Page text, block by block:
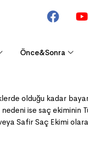
Önce&Sonra
olduğu kadar
ise saç ekiminin
Safir Saç Ekimi